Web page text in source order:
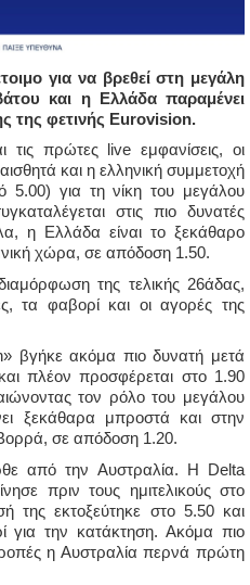
για να βρεθεί στη μεγάλη
και η Ελλάδα παραμένει
της φετινής Eurovision.
τις πρώτες live εμφανίσεις, οι
και η ελληνική συμμετοχή
5.00) για τη νίκη του μεγάλου
στις πιο δυνατές
η Ελλάδα είναι το ξεκάθαρο
χώρα, σε απόδοση 1.50.
της τελικής 26άδας,
τα φαβορί και οι αγορές της
βγήκε ακόμα πιο δυνατή μετά
πλέον προσφέρεται στο 1.90
τον ρόλο του μεγάλου
ξεκάθαρα μπροστά και στην
σε απόδοση 1.20.
από την Αυστραλία. Η Delta
πριν τους ημιτελικούς στο
της εκτοξεύτηκε στο 5.50 και
για την κατάκτηση. Ακόμα πιο
η Αυστραλία περνά πρώτη